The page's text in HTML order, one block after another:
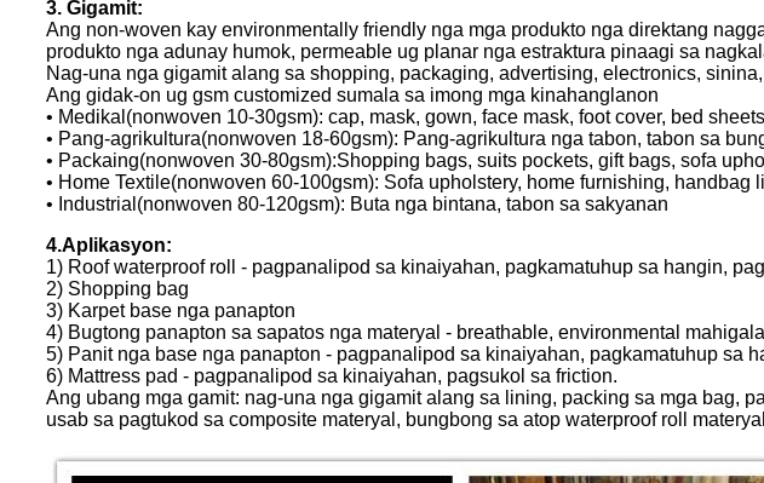
3. Gigamit:
Ang non-woven kay environmentally friendly nga mga produkto nga direktang
produkto nga adunay humok, permeable ug planar nga estraktura pinaagi sa
Nag-una nga gigamit alang sa shopping, packaging, advertising, electronics,
Ang gidak-on ug gsm customized sumala sa imong mga kinahanglanon
• Medikal(nonwoven 10-30gsm): cap, mask, gown, face mask, foot cover, bed
• Pang-agrikultura(nonwoven 18-60gsm): Pang-agrikultura nga tabon, tabon sa
• Packaing(nonwoven 30-80gsm):Shopping bags, suits pockets, gift bags, sofa
• Home Textile(nonwoven 60-100gsm): Sofa upholstery, home furnishing, handbag
• Industrial(nonwoven 80-120gsm): Buta nga bintana, tabon sa sakyanan
4.Aplikasyon:
1) Roof waterproof roll - pagpanalipod sa kinaiyahan, pagkamatuhup sa hangin,
2) Shopping bag
3) Karpet base nga panapton
4) Bugtong panapton sa sapatos nga materyal - breathable, environmental
5) Panit nga base nga panapton - pagpanalipod sa kinaiyahan, pagkamatuhup sa
6) Mattress pad - pagpanalipod sa kinaiyahan, pagsukol sa friction.
Ang ubang mga gamit: nag-una nga gigamit alang sa lining, packing sa mga bag,
usab sa pagtukod sa composite materyal, bungbong sa atop waterproof roll